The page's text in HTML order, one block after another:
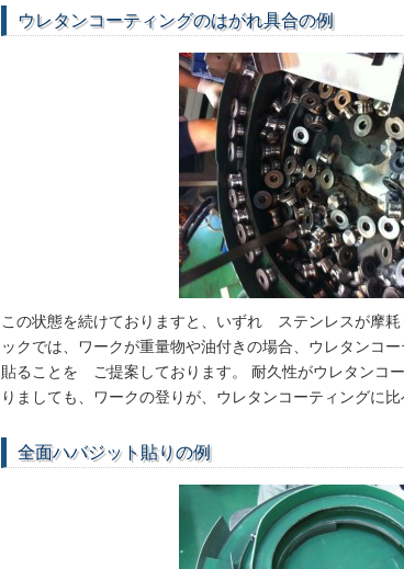
ウレタンコーティングのはがれ具合の例
この状態を続けておりますと、いずれ ステンレスが摩
ックでは、ワークが重量物や油付きの場合、ウレタンコ
貼ることを ご提案しております。 耐久性がウレタンコ
りましても、ワークの登りが、ウレタンコーティングに比
全面ハバジット貼りの例